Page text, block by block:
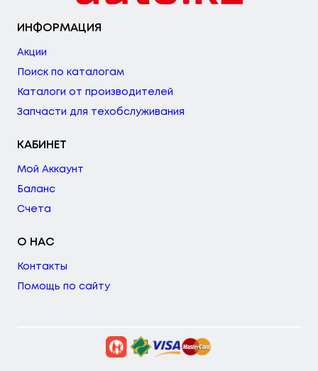
ИНФОРМАЦИЯ
Акции
Поиск по каталогам
Каталоги от производителей
Запчасти для техобслуживания
КАБИНЕТ
Мой Аккаунт
Баланс
Счета
О НАС
Контакты
Помощь по сайту